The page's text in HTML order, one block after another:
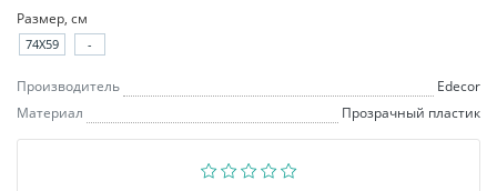
Размер, см
74X59 -
Производитель
Edecor
Материал
Прозрачный пластик